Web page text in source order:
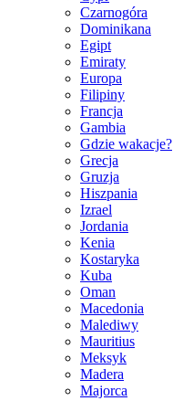
Czarnogóra
Dominikana
Egipt
Emiraty
Europa
Filipiny
Francja
Gambia
Gdzie wakacje?
Grecja
Gruzja
Hiszpania
Izrael
Jordania
Kenia
Kostaryka
Kuba
Oman
Macedonia
Malediwy
Mauritius
Meksyk
Madera
Majorca